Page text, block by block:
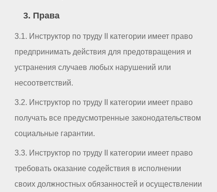
3. Права
3.1. Инструктор по труду II категории имеет право
предпринимать действия для предотвращения и
устранения случаев любых нарушений или
несоответствий.
3.2. Инструктор по труду II категории имеет право
получать все предусмотренные законодательством
социальные гарантии.
3.3. Инструктор по труду II категории имеет право
требовать оказание содействия в исполнении
своих должностных обязанностей и осуществлении